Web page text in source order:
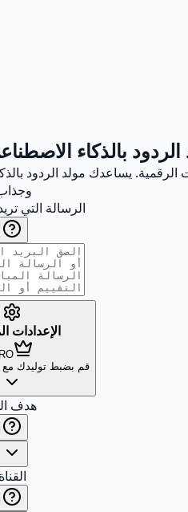
بالذكاء
يساعدك مولد الردود
الرسالة التي
الإعدادات
قم بضبط توليدك مع
هدف
القناة